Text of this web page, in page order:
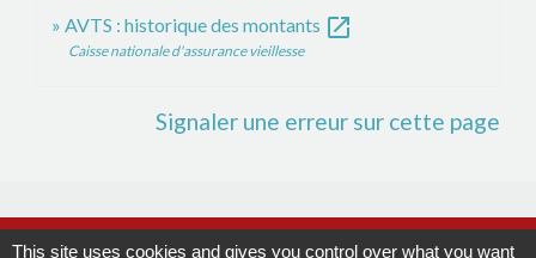
AVTS : historique des montants open_in_new
Caisse nationale d'assurance vieillesse
Signaler une erreur sur cette page
This site uses cookies and gives you control over what you want